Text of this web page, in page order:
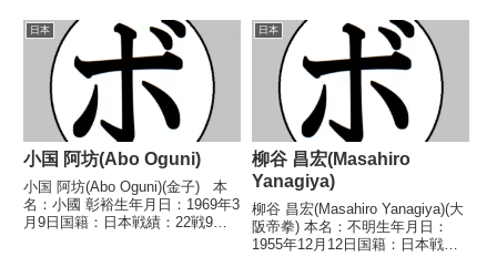
●1RKO 五代 英貴(平
石)1980/08/12 △4R判定 (...
トル】WBCスーパーフェザー級
シルバー王座第46代OPBF東洋太
平洋スーパーフェ...
日本
小国 阿坊(Abo Oguni)
小国 阿坊(Abo Oguni)(金子) 本
名：小國 彰裕生年月日：1969年3
月9日国籍：日本戦績：22戦9勝
日本
柳谷 昌宏(Masahiro
Yanagiya)
柳谷 昌宏(Masahiro Yanagiya)(大
阪帝拳) 本名：不明生年月日：
1955年12月12日国籍：日本戦